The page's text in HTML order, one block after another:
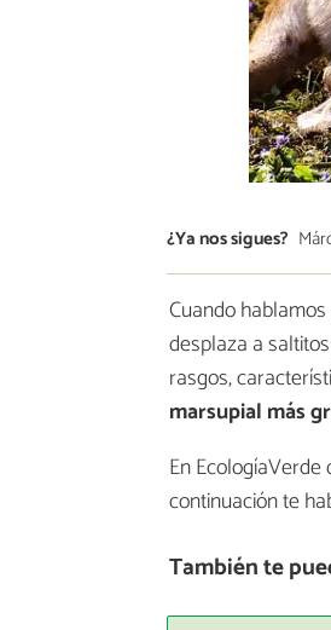
¿Ya nos sigues?
Cuando
desplaza a
rasgos,
marsupial más
En
continuación te
También te